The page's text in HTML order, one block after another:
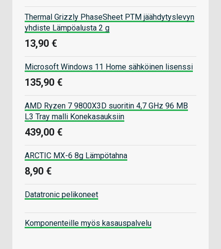
Thermal Grizzly PhaseSheet PTM jäähdytyslevyn
yhdiste Lämpöalusta 2 g
13,90 €
Microsoft Windows 11 Home sähköinen lisenssi
135,90 €
AMD Ryzen 7 9800X3D suoritin 4,7 GHz 96 MB
L3 Tray malli Konekasauksiin
439,00 €
ARCTIC MX-6 8g Lämpötahna
8,90 €
Datatronic pelikoneet
Komponenteille myös kasauspalvelu